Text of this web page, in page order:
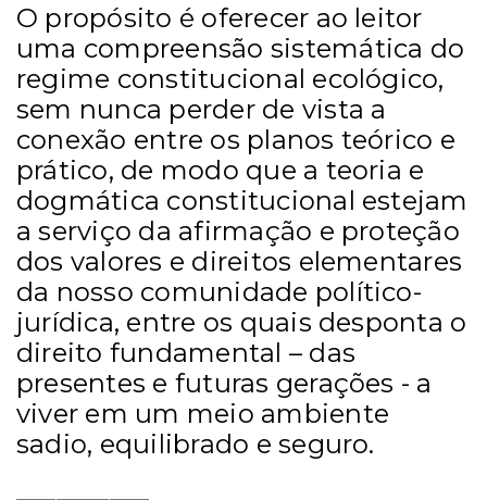
O propósito é oferecer ao leitor
uma compreensão sistemática do
regime constitucional ecológico,
sem nunca perder de vista a
conexão entre os planos teórico e
prático, de modo que a teoria e
dogmática constitucional estejam
a serviço da afirmação e proteção
dos valores e direitos elementares
da nosso comunidade político-
jurídica, entre os quais desponta o
direito fundamental – das
presentes e futuras gerações - a
viver em um meio ambiente
sadio, equilibrado e seguro.